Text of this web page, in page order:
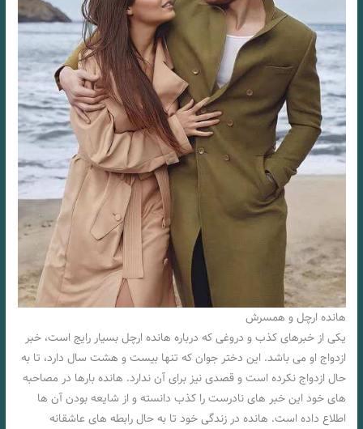
هانده ارچل و همسرش
یکی از خبرهای کذب و دروغی که درباره هانده ارچل بسیار رایج است، خبر
ازدواج او می باشد. این دختر جوان که تنها بیست و هشت سال دارد، تا به
حال ازدواج نکرده است و قصدی نیز برای آن ندارد. هانده بارها در مصاحبه
های خود این خبر های نادرست را کذب دانسته و از شایعه بودن آن ها
اطلاع داده است. هانده در زندگی خود تا به حال رابطه های عاشقانه